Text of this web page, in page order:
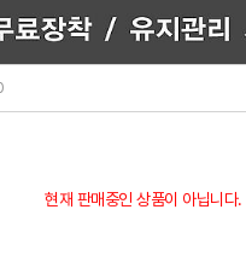
현재 판매중인 상품이 아닙니다.